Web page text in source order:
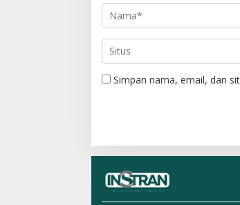
Simpan nama, email, dan